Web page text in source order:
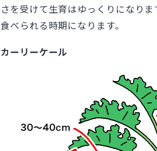
さを受けて生育はゆっくりになり
食べられる時期になります。
カーリーケール